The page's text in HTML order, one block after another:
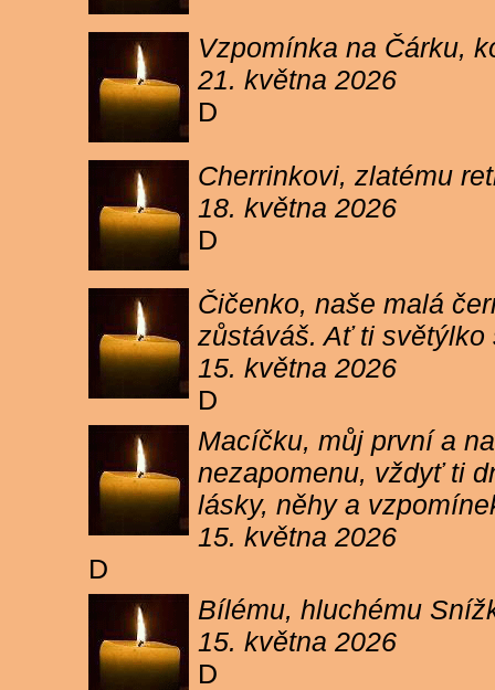
Vzpomínka na Čárku,
21. května 2026
D
Cherrinkovi, zlatému
18. května 2026
D
Čičenko, naše malá
zůstáváš. Ať ti
15. května 2026
D
Macíčku, můj první a
nezapomenu, vždyť ti
lásky, něhy a
15. května 2026
D
Bílému, hluchému
15. května 2026
D